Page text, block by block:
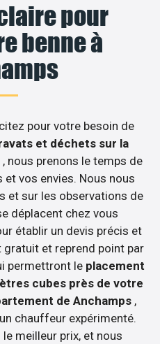
pour
benne à
pour votre besoin de
et déchets sur la
, nous prenons le temps de
vos envies. Nous nous
et sur les observations de
déplacent chez vous
établir un devis précis et
gratuit et reprend point par
permettront le placement
cubes près de votre
de Anchamps ,
chauffeur expérimenté.
meilleur prix, et nous